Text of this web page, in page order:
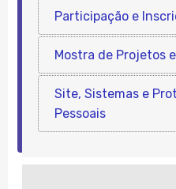
Participação e
Mostra de Projetos
Site, Sistemas e
Pessoais